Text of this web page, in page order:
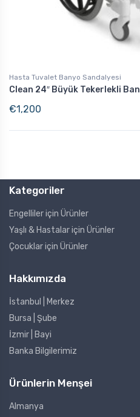
Hasta Tuvalet Banyo Sandalyesi
Clean 24″ Büyük Tekerlekli
€1,200
Kategoriler
Engelliler için Ürünler
Yaşlı & Hastalar için Ürünler
Çocuklar için Ürünler
Hakkımızda
İstanbul | Merkez
Bursa | Şube
İzmir | Bayi
Banka Bilgilerimiz
Ürünlerin Menşei
Almanya